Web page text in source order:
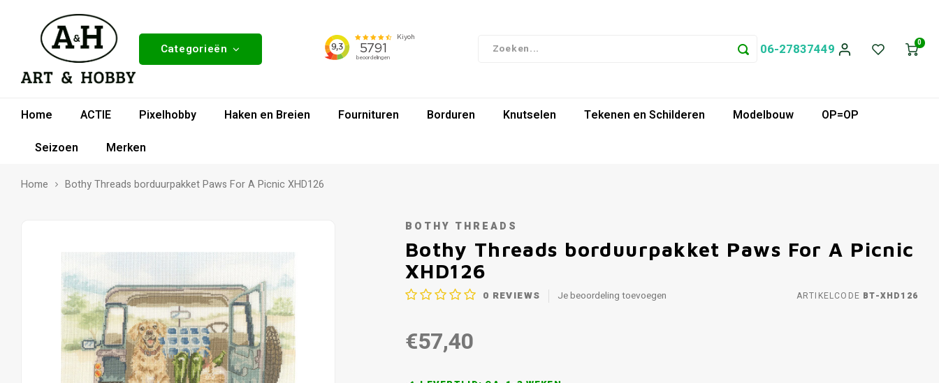
Categorieën 06-27837449 0
Home ACTIE Pixelhobby Haken en Breien Fournituren Borduren Knutselen Tekenen en Schilderen Modelbouw
OP=OP
Seizoen
Merken
Home Bothy Threads borduurpakket Paws For A Picnic XHD126
BOTHY THREADS
Bothy Threads borduurpakket Paws For A Picnic
XHD126
0 REVIEWS Je beoordeling toevoegen ARTIKELCODE BT-XHD126
€57,40